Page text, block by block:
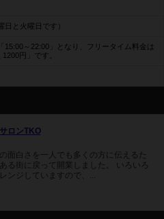
日と火曜日です）
15:00～22:00」となり、フリータイム料金は
円」です。
ロンTKO
面白さを一人でも多くの方に伝えるた
る街に戻って開業しました。 いろいろ
ンジしていますので、...